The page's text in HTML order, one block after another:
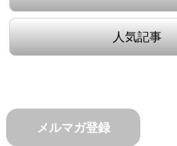
人気記事
メルマガ登録